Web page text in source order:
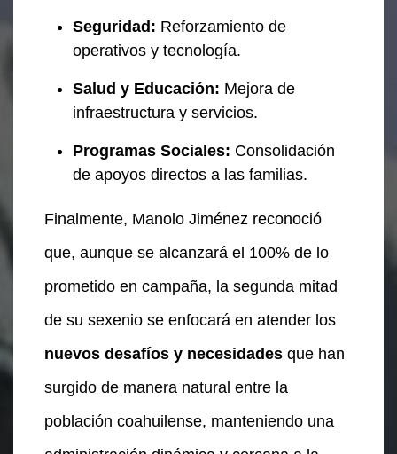
Seguridad: Reforzamiento de
operativos y tecnología.
Salud y Educación: Mejora de
infraestructura y servicios.
Programas Sociales: Consolidación
de apoyos directos a las familias.
Finalmente, Manolo Jiménez reconoció
que, aunque se alcanzará el 100% de lo
prometido en campaña, la segunda mitad
de su sexenio se enfocará en atender los
nuevos desafíos y necesidades que han
surgido de manera natural entre la
población coahuilense, manteniendo una